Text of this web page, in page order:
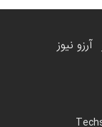
آرزو نیوز